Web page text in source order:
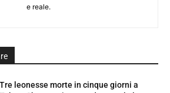
e reale.
Tre leonesse morte in cinque giorni a